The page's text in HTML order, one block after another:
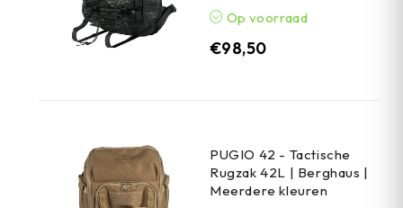
Op voorraad
€98,50
PUGIO 42 - Tactische
Rugzak 42L | Berghaus |
Meerdere kleuren